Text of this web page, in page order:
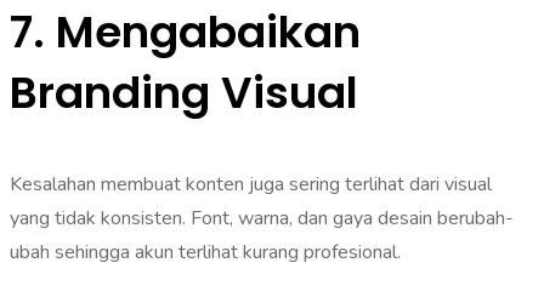
7. Mengabaikan
Branding Visual
Kesalahan membuat konten juga sering terlihat dari visual
yang tidak konsisten. Font, warna, dan gaya desain berubah-
ubah sehingga akun terlihat kurang profesional.